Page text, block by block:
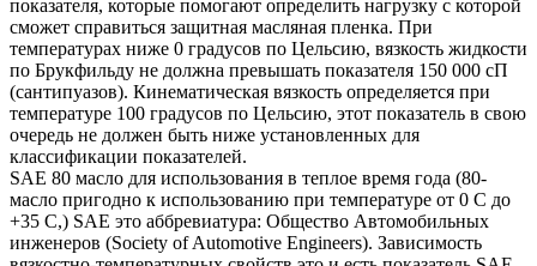
показателя, которые помогают определить нагрузку с которой
сможет справиться защитная масляная пленка. При
температурах ниже 0 градусов по Цельсию, вязкость жидкости
по Брукфильду не должна превышать показателя 150 000 сП
(сантипуазов). Кинематическая вязкость определяется при
температуре 100 градусов по Цельсию, этот показатель в свою
очередь не должен быть ниже установленных для
классификации показателей.
SAE 80 масло для использования в теплое время года (80-
масло пригодно к использованию при температуре от 0 С до
+35 С,) SAE это аббревиатура: Общество Автомобильных
инженеров (Society of Automotive Engineers). Зависимость